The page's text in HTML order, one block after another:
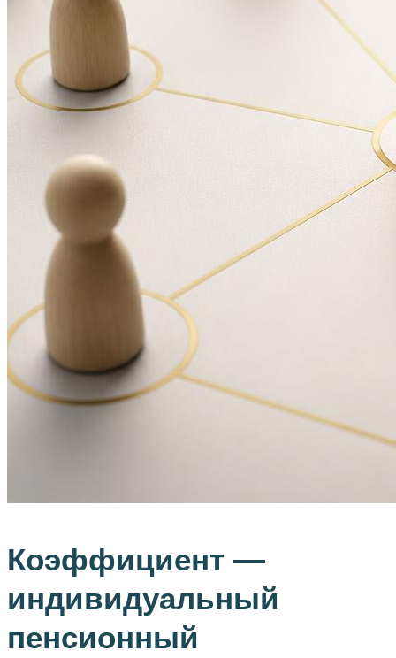
Коэффициент —
индивидуальный
пенсионный